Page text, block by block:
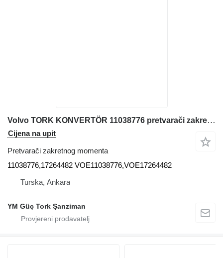
Volvo TORK KONVERTÖR 11038776 pretvarači zakretnog momenta za Volvo A25D,A35D,A40D,A30D,A30E,(11038776,17264482) prednjeg utovarivača
Cijena na upit
Pretvarači zakretnog momenta
11038776,17264482 VOE11038776,VOE17264482
Turska, Ankara
YM Güç Tork Şanziman